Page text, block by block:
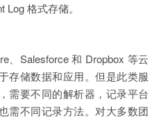
格式存储。
、Salesforce 和 Dropbox 等云
存储数据和应用。但是此类服
需要不同的解析器，记录平台
需不同记录方法。对大多数团